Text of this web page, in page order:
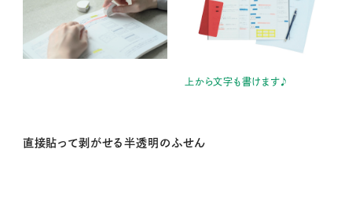
上から文字も書けます♪
直接貼って剥がせる半透明のふせん